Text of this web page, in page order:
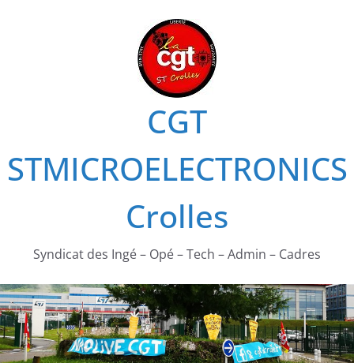
CGT
STMICROELECTRONICS
Crolles
Syndicat des Ingé – Opé – Tech – Admin – Cadres